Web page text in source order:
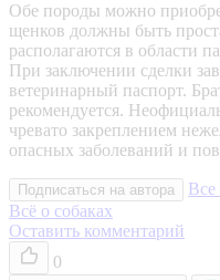
Обе породы можно
щенков должны быть
располагаются в области
При заключении сделки
ветеринарный паспорт.
рекомендуется.
чревато закреплением
опасных заболеваний и
Подписаться на автора Все
Всё о собаках
Оставить комментарий
0